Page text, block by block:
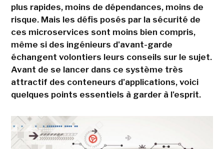
plus rapides, moins de dépendances, moins de
risque. Mais les défis posés par la sécurité de
ces microservices sont moins bien compris,
même si des ingénieurs d'avant-garde
échangent volontiers leurs conseils sur le sujet.
Avant de se lancer dans ce système très
attractif des conteneurs d'applications, voici
quelques points essentiels à garder à l'esprit.